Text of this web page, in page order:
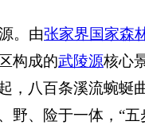
。由张家界国家森
构成的武陵源核心
，八百条溪流蜿蜒
野、险于一体，“五